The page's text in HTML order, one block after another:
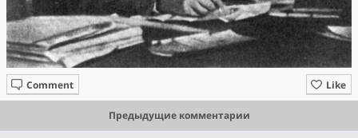
Like
Comment
Предыдущие комментарии